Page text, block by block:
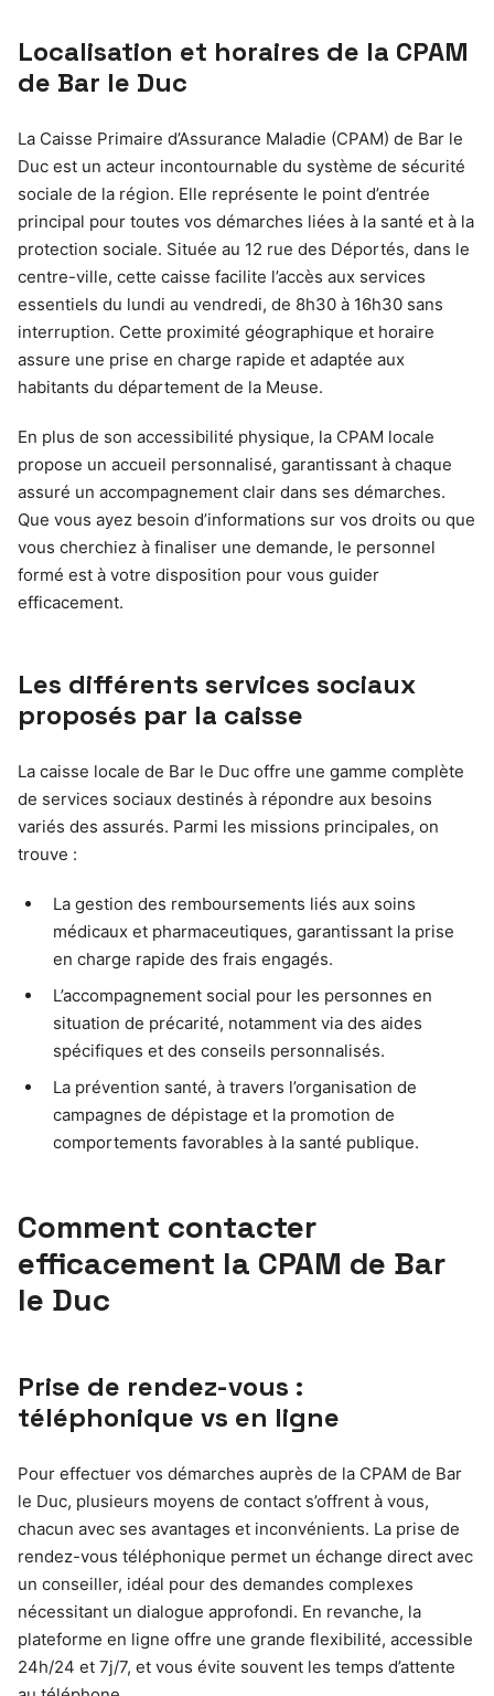
Localisation et horaires de la CPAM
de Bar le Duc
La Caisse Primaire d’Assurance Maladie (CPAM) de Bar le
Duc est un acteur incontournable du système de sécurité
sociale de la région. Elle représente le point d’entrée
principal pour toutes vos démarches liées à la santé et à la
protection sociale. Située au 12 rue des Déportés, dans le
centre-ville, cette caisse facilite l’accès aux services
essentiels du lundi au vendredi, de 8h30 à 16h30 sans
interruption. Cette proximité géographique et horaire
assure une prise en charge rapide et adaptée aux
habitants du département de la Meuse.
En plus de son accessibilité physique, la CPAM locale
propose un accueil personnalisé, garantissant à chaque
assuré un accompagnement clair dans ses démarches.
Que vous ayez besoin d’informations sur vos droits ou que
vous cherchiez à finaliser une demande, le personnel
formé est à votre disposition pour vous guider
efficacement.
Les différents services sociaux
proposés par la caisse
La caisse locale de Bar le Duc offre une gamme complète
de services sociaux destinés à répondre aux besoins
variés des assurés. Parmi les missions principales, on
trouve :
La gestion des remboursements liés aux soins
médicaux et pharmaceutiques, garantissant la prise
en charge rapide des frais engagés.
L’accompagnement social pour les personnes en
situation de précarité, notamment via des aides
spécifiques et des conseils personnalisés.
La prévention santé, à travers l’organisation de
campagnes de dépistage et la promotion de
comportements favorables à la santé publique.
Comment contacter
efficacement la CPAM de Bar
le Duc
Prise de rendez-vous :
téléphonique vs en ligne
Pour effectuer vos démarches auprès de la CPAM de Bar
le Duc, plusieurs moyens de contact s’offrent à vous,
chacun avec ses avantages et inconvénients. La prise de
rendez-vous téléphonique permet un échange direct avec
un conseiller, idéal pour des demandes complexes
nécessitant un dialogue approfondi. En revanche, la
plateforme en ligne offre une grande flexibilité, accessible
24h/24 et 7j/7, et vous évite souvent les temps d’attente